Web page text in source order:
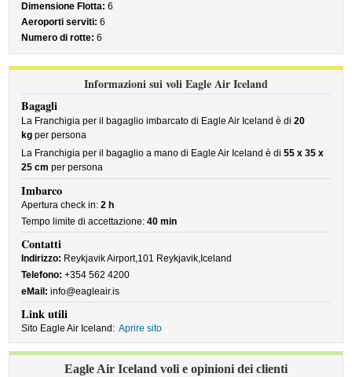
Dimensione Flotta: 6
Aeroporti serviti: 6
Numero di rotte: 6
Informazioni sui voli Eagle Air Iceland
Bagagli
La Franchigia per il bagaglio imbarcato di Eagle Air Iceland è di20
kg per persona
La Franchigia per il bagaglio a mano di Eagle Air Iceland è di55 x 35 x
25 cm per persona
Imbarco
Apertura check in:2 h
Tempo limite di accettazione:40 min
Contatti
Indirizzo: Reykjavik Airport,101 Reykjavik,Iceland
Telefono: +354 562 4200
eMail: info@eagleair.is
Link utili
Sito Eagle Air Iceland: Aprire sito
Eagle Air Iceland voli e opinioni dei clienti